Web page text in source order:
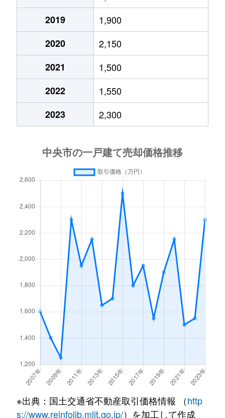
2019
1,900
2020
2,150
2021
1,500
2022
1,550
2023
2,300
※出典：国土交通省不動産取引価格情報 （http
s://www.reinfolib.mlit.go.jp/）を加工して作成